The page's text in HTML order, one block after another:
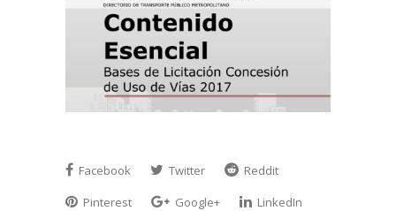
Facebook Twitter
Reddit
Pinterest
Google+
LinkedIn